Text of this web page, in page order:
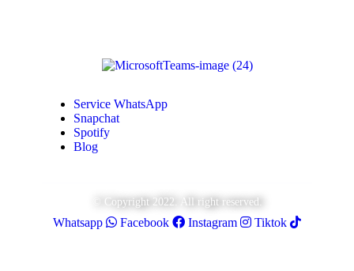
Service WhatsApp
Snapchat
Spotify
Blog
© Copyright 2022. All right reserved.
Whatsapp Facebook Instagram Tiktok